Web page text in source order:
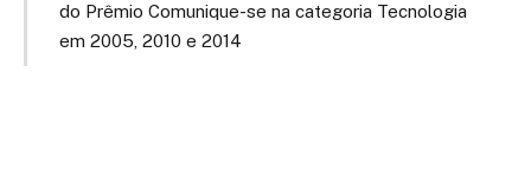
do Prêmio Comunique-se na categoria Tecnologia
em 2005, 2010 e 2014